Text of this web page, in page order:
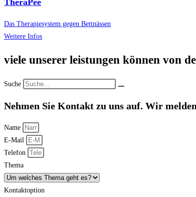
TheraPee
Das Therapiesystem gegen Bettnässen
Weitere Infos
viele unserer leistungen können von
Suche
Nehmen Sie Kontakt zu uns auf. Wir
Name
E-Mail
Telefon
Thema
Kontaktoption